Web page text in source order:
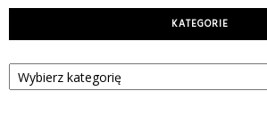
KATEGORIE
Kategorie